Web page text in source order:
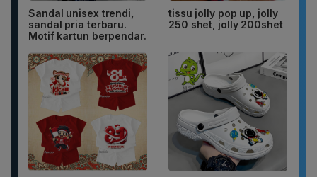
Sandal unisex trendi,
sandal pria terbaru.
Motif kartun berpendar.
tissu jolly pop up, jolly
250 shet, jolly 200shet